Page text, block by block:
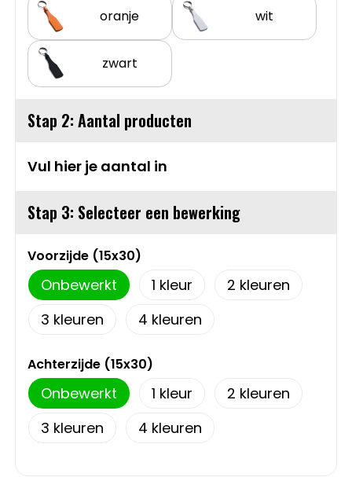
Sweaters
T-Shirts
Matrozentassen
Opbergtassen
Reistassensets
Rugzakken
Schoudertassen
Sporttassen
Strandtassen
oranje wit
zwart
Stap 2: Aantal producten
Vul hier je aantal in
Stap 3: Selecteer een bewerking
Voorzijde (15x30)
Onbewerkt 1
2
3
4
Achterzijde (15x30)
Onbewerkt 1
2
3
4